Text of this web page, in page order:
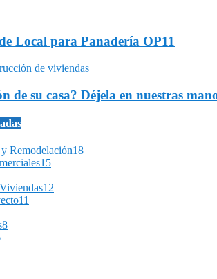
Local para Panadería OP11
de su casa? Déjela en nuestras
Remodelación18
15
12
11
8